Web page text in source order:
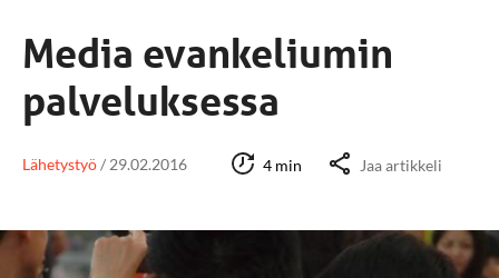
Media evankeliumin
palveluksessa
Lähetystyö/ 29.02.2016 4 min Jaa artikkeli